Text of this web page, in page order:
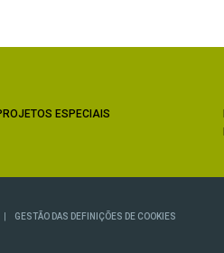
ESPECIAIS
GESTÃO DAS DEFINIÇÕES DE COOKIES